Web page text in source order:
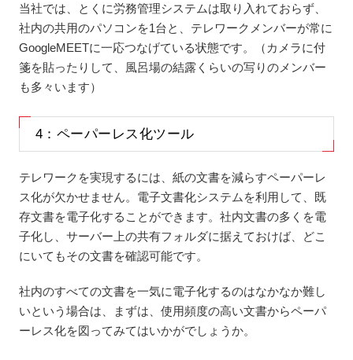
当社では、とくに労務管理システムは取り入れておらず、
社内の共用のパソコンを1台と、テレワークメンバーが常に
GoogleMEETに一応つなげている状態です。（カメラに付
箋を貼ったりして、風呂場の結露くらいの写りのメンバー
も多々います）
4：ペーパーレス化ツール
テレワークを実現するには、紙の文書を減らすペーパーレ
ス化が欠かせません。電子文書化システムを利用して、既
存文書を電子化することができます。社内文書の多くを電
子化し、サーバー上の共有フォルダに据えておけば、どこ
にいてもその文書を確認可能です。
社内のすべての文書を一気に電子化するのはなかなか難し
いという場合は、まずは、使用頻度の高い文書からペーパ
ーレス化を図ってみてはいかがでしょうか。